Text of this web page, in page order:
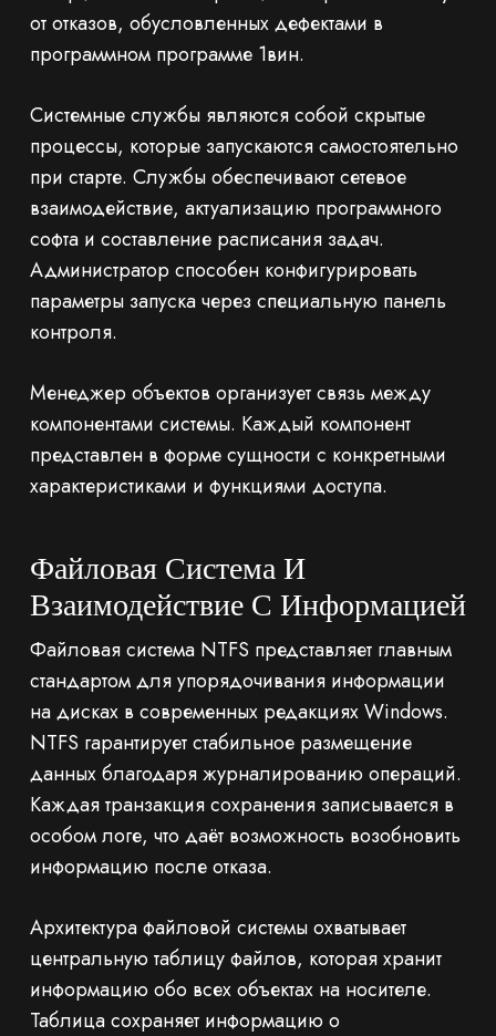
от отказов, обусловленных дефектами в
программном программе 1вин.
Системные службы являются собой скрытые
процессы, которые запускаются самостоятельно
при старте. Службы обеспечивают сетевое
взаимодействие, актуализацию программного
софта и составление расписания задач.
Администратор способен конфигурировать
параметры запуска через специальную панель
контроля.
Менеджер объектов организует связь между
компонентами системы. Каждый компонент
представлен в форме сущности с конкретными
характеристиками и функциями доступа.
Файловая Система И
Взаимодействие С Информацией
Файловая система NTFS представляет главным
стандартом для упорядочивания информации
на дисках в современных редакциях Windows.
NTFS гарантирует стабильное размещение
данных благодаря журналированию операций.
Каждая транзакция сохранения записывается в
особом логе, что даёт возможность возобновить
информацию после отказа.
Архитектура файловой системы охватывает
центральную таблицу файлов, которая хранит
информацию обо всех объектах на носителе.
Таблица сохраняет информацию о